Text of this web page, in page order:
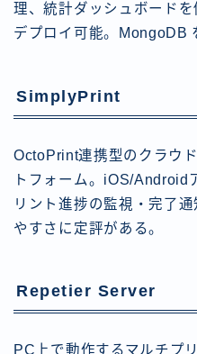
理、統計ダッシュボード
デプロイ可能。MongoDB
SimplyPrint
OctoPrint連携型のクラウ
トフォーム。iOS/Android
リント進捗の監視・完了
やすさに定評がある。
Repetier Server
PC上で動作するマルチプ